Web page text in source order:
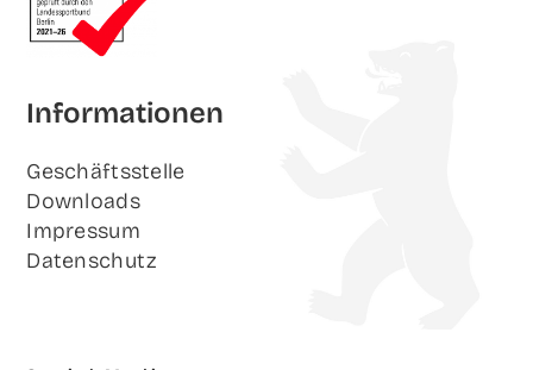
Infor­ma­tio­nen
Geschäfts­stel­le
Down­loads
Impres­sum
Daten­schutz